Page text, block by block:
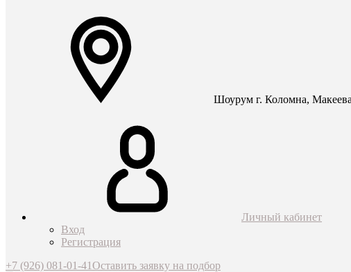
Шоурум г. Коломна,
Личный кабинет
Вход
Регистрация
+7 (926) 081-01-41Оставить заявку на подбор